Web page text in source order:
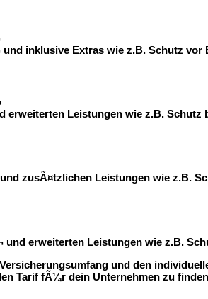
inklusive Extras wie z.B. Schutz
erweiterten Leistungen wie z.B. Schutz
zusÃ¤tzlichen Leistungen wie z.B.
und erweiterten Leistungen wie z.B.
und den
Tarif fÃ¼r dein Unternehmen zu